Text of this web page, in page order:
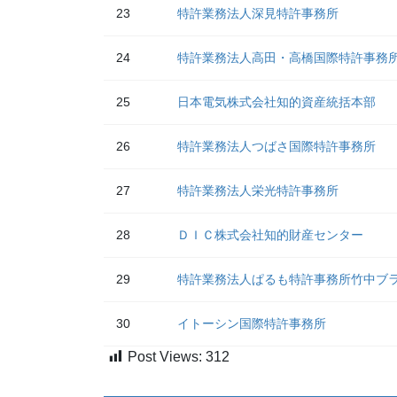
23 特許業務法人深見特許事務所
24 特許業務法人高田・高橋国際特許事務
25 日本電気株式会社知的資産統括本部
26 特許業務法人つばさ国際特許事務所
27 特許業務法人栄光特許事務所
28 ＤＩＣ株式会社知的財産センター
29 特許業務法人ぱるも特許事務所竹中ブ
30 イトーシン国際特許事務所
Post Views: 312